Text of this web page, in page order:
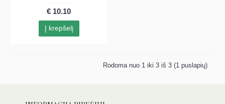
€ 10.10
Į krepšelį
Rodoma nuo 1 iki 3 iš 3 (1 puslapių)